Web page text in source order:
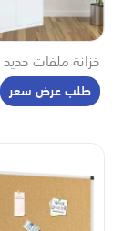
خزانة ملفات حديد S...
طلب عرض سعر